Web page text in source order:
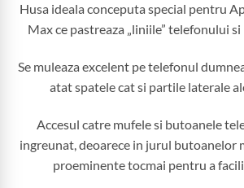
Husa ideala conceputa special pentru
Max ce pastreaza „liniile” telefonului
Se muleaza excelent pe telefonul
atat spatele cat si partile laterale
Accesul catre mufele si butoanele
ingreunat, deoarece in jurul butoanelor
proeminente tocmai pentru a